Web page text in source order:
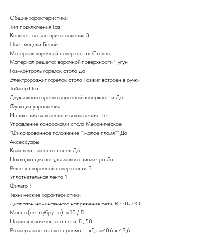
Общие характеристики
Тип подключения Газ
Количество зон приготовления 3
Цвет модели Белый
Материал варочной поверхности Стекло
Материал решеток варочной поверхности Чугун
Газ-контроль горелок стола Да
Электророзжиг горелок стола Розжиг встроен в ручки
Таймер Нет
Двухзонная горелка варочной поверхности Да
Функции управления
Индикация включения и выключения Нет
Управление конфорками стола Механическое
"Фиксированное положение ""малое пламя"" Да
Аксессуары
Комплект сменных сопел Да
Накладка для посуды малого диаметра Да
Решетка варочной поверхности 3
Уплотнительная лента 1
Фильтр 1
Технические характеристики
Диапазон номинального напряжения сети, В220-230
Масса (нетто/брутто), кг10 / 11
Номинальная частота сети, Гц 50
Размеры монтажного проема, ШхГ, см40,6 х 48,6